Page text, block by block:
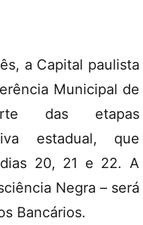
a Capital paulista
Municipal de
das etapas
estadual, que
20, 21 e 22. A
Negra – será
Bancários.